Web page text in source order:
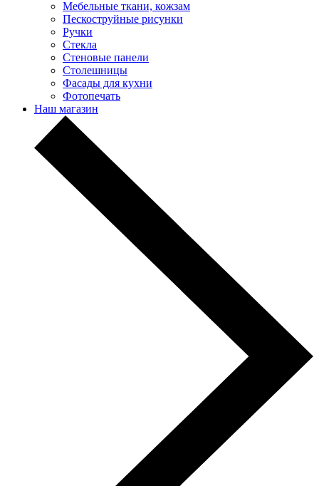
Мебельные ткани, кожзам
Пескоструйные рисунки
Ручки
Стекла
Стеновые панели
Столешницы
Фасады для кухни
Фотопечать
Наш магазин